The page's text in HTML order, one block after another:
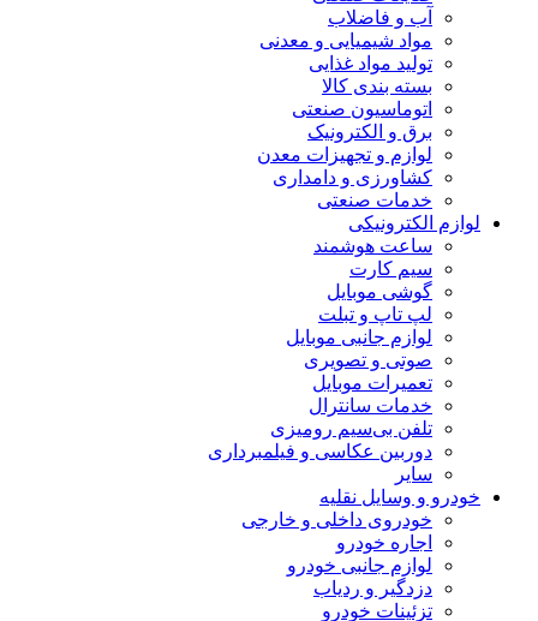
آب و فاضلاب
مواد شیمیایی و معدنی
تولید مواد غذایی
بسته بندی کالا
اتوماسیون صنعتی
برق و الکترونیک
لوازم و تجهیزات معدن
کشاورزی و دامداری
خدمات صنعتی
لوازم الکترونیکی
ساعت هوشمند
سیم کارت
گوشی موبایل
لپ تاپ و تبلت
لوازم جانبی موبایل
صوتی و تصویری
تعمیرات موبایل
خدمات سانترال
تلفن بی‌سیم رومیزی
دوربین عکاسی و فیلمبرداری
سایر
خودرو و وسایل نقلیه
خودروی داخلی و خارجی
اجاره خودرو
لوازم جانبی خودرو
دزدگیر و ردیاب
تزئینات خودرو